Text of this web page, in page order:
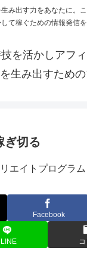
み出す力をあなたに。
て稼ぐための情報発信を
を活かしアフ
生み出すため
ぎ切る
エイトプログラ
Facebook
LINE